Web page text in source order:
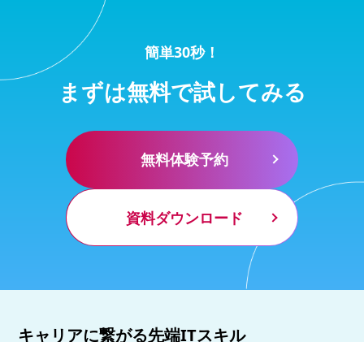
簡単30秒！
まずは無料で試してみる
無料体験予約
資料ダウンロード
キャリアに繋がる先端ITスキル